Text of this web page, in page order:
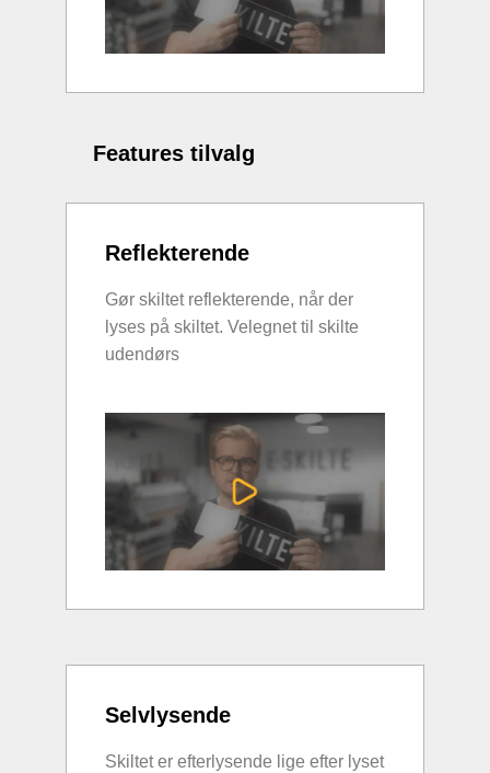
Features tilvalg
Reflekterende
Gør skiltet reflekterende, når der
lyses på skiltet. Velegnet til skilte
udendørs
Selvlysende
Skiltet er efterlysende lige efter lyset